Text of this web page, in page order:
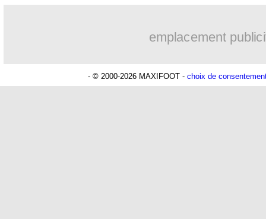
emplacement
- © 2000-2026 MAXIFOOT - choix de